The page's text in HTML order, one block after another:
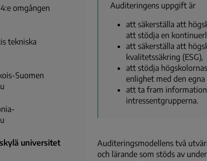
Auditeringens uppgift är
att säkerställa att
att stödja en
att säkerställa att
kvalitetssäkring (ESG),
att stödja
enlighet med den
att ta fram
intressentgrupperna.
Auditeringsmodellens två
och lärande som stöds av
omgången
tekniska
Suomen
universitet